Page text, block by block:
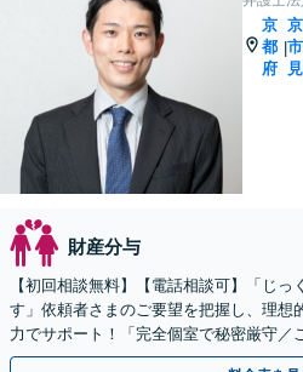
京
都
府
|
財産分与
【初回相談無料】【電話相談可】「じっ
す」依頼者さまのご要望を把握し、理想
力でサポート！「完全個室で秘密厳守／
に聞かれる心配はありません」【休日・